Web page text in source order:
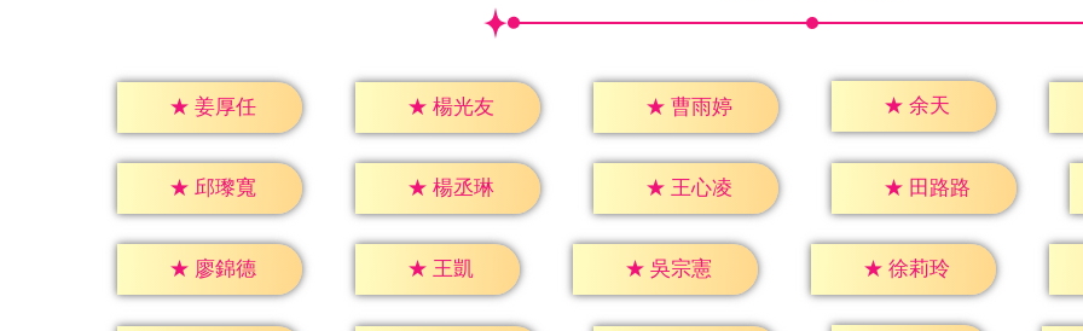
★ 姜厚任 ★ 楊光友 ★ 曹雨婷 ★ 余天
★ 邱瓈寬 ★ 楊丞琳 ★ 王心凌 ★ 田路路
★ 廖錦德 ★ 王凱 ★ 吳宗憲 ★ 徐莉玲